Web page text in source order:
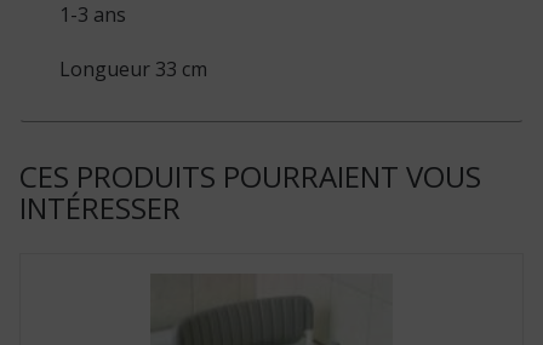
1-3 ans
Longueur 33 cm
CES PRODUITS POURRAIENT VOUS
INTÉRESSER